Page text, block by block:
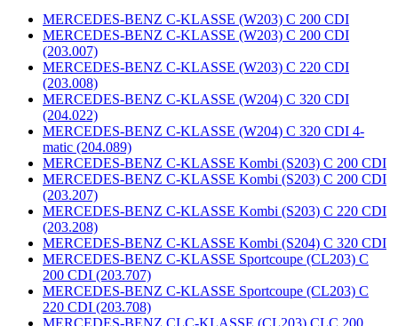
MERCEDES-BENZ C-KLASSE (W203) C 200 CDI
MERCEDES-BENZ C-KLASSE (W203) C 200 CDI
(203.007)
MERCEDES-BENZ C-KLASSE (W203) C 220 CDI
(203.008)
MERCEDES-BENZ C-KLASSE (W204) C 320 CDI
(204.022)
MERCEDES-BENZ C-KLASSE (W204) C 320 CDI 4-
matic (204.089)
MERCEDES-BENZ C-KLASSE Kombi (S203) C 200 CDI
MERCEDES-BENZ C-KLASSE Kombi (S203) C 200 CDI
(203.207)
MERCEDES-BENZ C-KLASSE Kombi (S203) C 220 CDI
(203.208)
MERCEDES-BENZ C-KLASSE Kombi (S204) C 320 CDI
MERCEDES-BENZ C-KLASSE Sportcoupe (CL203) C
200 CDI (203.707)
MERCEDES-BENZ C-KLASSE Sportcoupe (CL203) C
220 CDI (203.708)